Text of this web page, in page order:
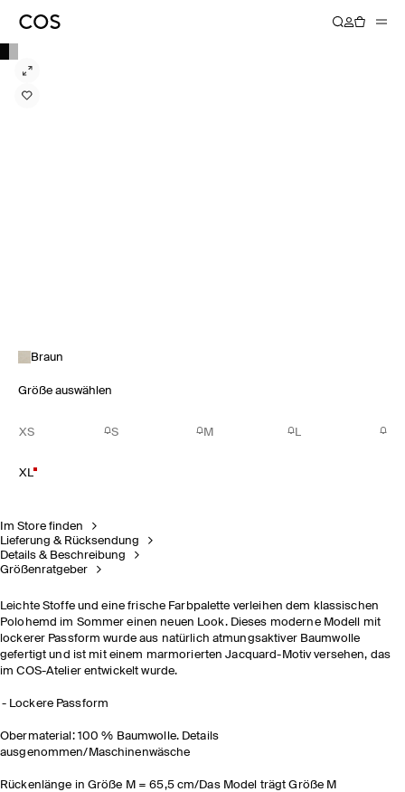
Braun
Größe auswählen
XS S M L
XL
Im Store finden
Lieferung & Rücksendung
Details & Beschreibung
Größenratgeber
Leichte Stoffe und eine frische Farbpalette verleihen dem klassischen
Polohemd im Sommer einen neuen Look. Dieses moderne Modell mit
lockerer Passform wurde aus natürlich atmungsaktiver Baumwolle
gefertigt und ist mit einem marmorierten Jacquard-Motiv versehen, das
im COS-Atelier entwickelt wurde.
Lockere Passform
Obermaterial: 100 % Baumwolle. Details
ausgenommen/Maschinenwäsche
Rückenlänge in Größe M = 65,5 cm/Das Model trägt Größe M